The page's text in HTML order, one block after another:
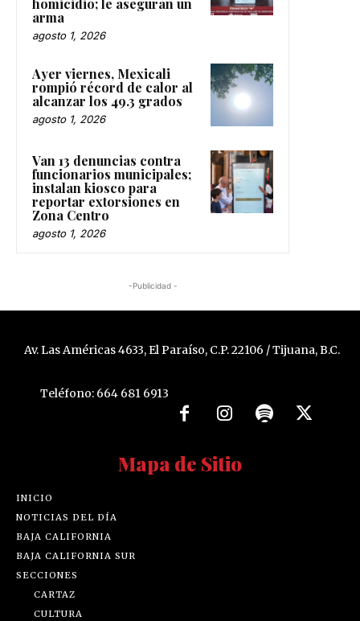
arma
agosto 1, 2026
Ayer viernes, Mexicali
rompió récord de calor al
alcanzar los 49.3 grados
agosto 1, 2026
Van 13 denuncias contra
funcionarios municipales;
instalan kiosco para
reportar extorsiones en
Zona Centro
agosto 1, 2026
-Publicidad -
Av. Las Américas 4633, El Paraíso, C.P. 22106 / Tijuana, B.C.
Teléfono: 664 681 6913
Mapa de Sitio
INICIO
NOTICIAS DEL DÍA
BAJA CALIFORNIA
BAJA CALIFORNIA SUR
SECCIONES
CARTAZ
CULTURA